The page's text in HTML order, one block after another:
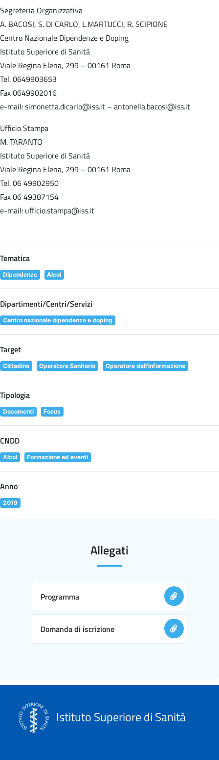
Segreteria Organizzativa
A. BACOSI, S. DI CARLO, L.MARTUCCI, R. SCIPIONE
Centro Nazionale Dipendenze e Doping
Istituto Superiore di Sanità
Viale Regina Elena, 299 – 00161 Roma
Tel. 0649903653
Fax 0649902016
e-mail: simonetta.dicarlo@iss.it – antonella.bacosi@iss.it
Ufficio Stampa
M. TARANTO
Istituto Superiore di Sanità
Viale Regina Elena, 299 – 00161 Roma
Tel. 06 49902950
Fax 06 49387154
e-mail: ufficio.stampa@iss.it
Tematica
Dipendenze Alcol
Dipartimenti/Centri/Servizi
Centro nazionale dipendenze e doping
Target
Cittadino Operatore Sanitario Operatore dell'informazione
Tipologia
Documenti Focus
CNDD
Alcol Formazione ed eventi
Anno
2019
Allegati
Programma
Domanda di iscrizione
Istituto Superiore di Sanità